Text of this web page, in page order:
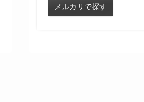
メルカリで探す